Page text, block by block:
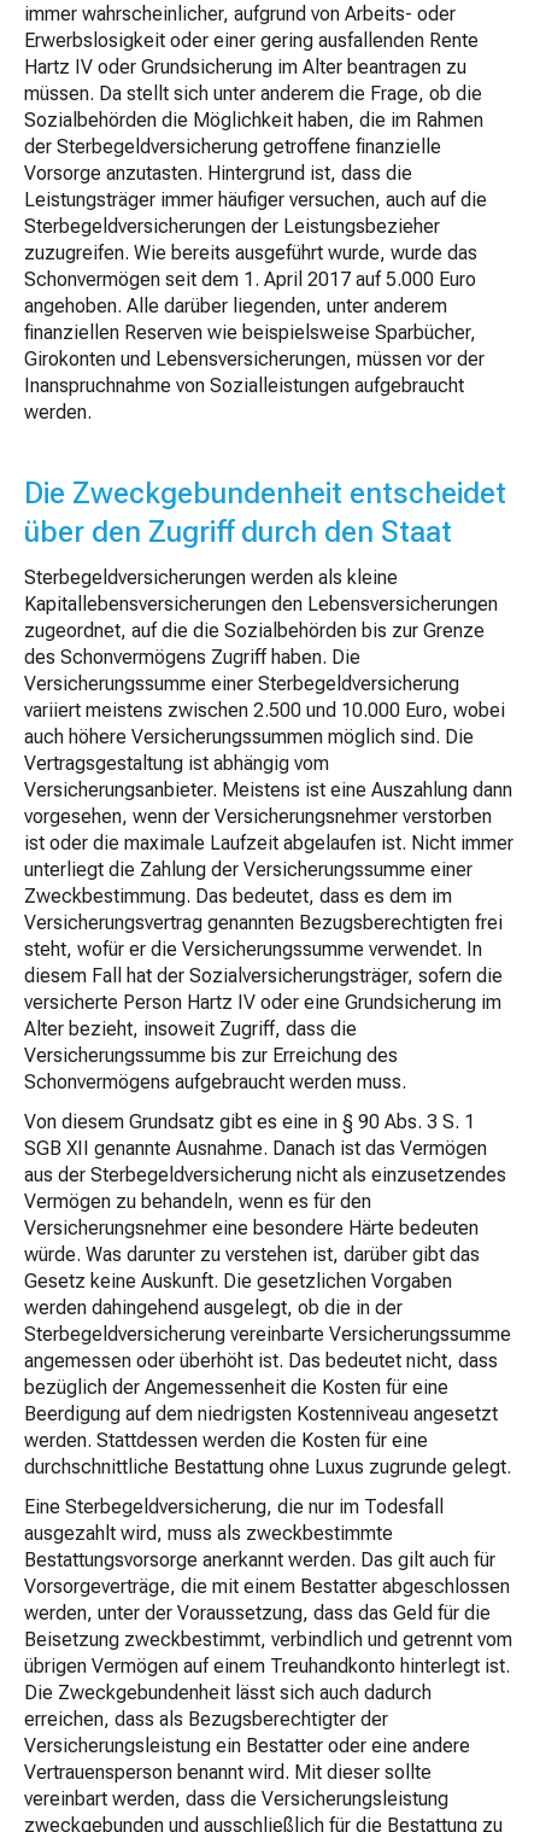
immer wahrscheinlicher, aufgrund von Arbeits- oder
Erwerbslosigkeit oder einer gering ausfallenden Rente
Hartz IV oder Grundsicherung im Alter beantragen zu
müssen. Da stellt sich unter anderem die Frage, ob die
Sozialbehörden die Möglichkeit haben, die im Rahmen
der Sterbegeldversicherung getroffene finanzielle
Vorsorge anzutasten. Hintergrund ist, dass die
Leistungsträger immer häufiger versuchen, auch auf die
Sterbegeldversicherungen der Leistungsbezieher
zuzugreifen. Wie bereits ausgeführt wurde, wurde das
Schonvermögen seit dem 1. April 2017 auf 5.000 Euro
angehoben. Alle darüber liegenden, unter anderem
finanziellen Reserven wie beispielsweise Sparbücher,
Girokonten und Lebensversicherungen, müssen vor der
Inanspruchnahme von Sozialleistungen aufgebraucht
werden.
Die Zweckgebundenheit entscheidet
über den Zugriff durch den Staat
Sterbegeldversicherungen werden als kleine
Kapitallebensversicherungen den Lebensversicherungen
zugeordnet, auf die die Sozialbehörden bis zur Grenze
des Schonvermögens Zugriff haben. Die
Versicherungssumme einer Sterbegeldversicherung
variiert meistens zwischen 2.500 und 10.000 Euro, wobei
auch höhere Versicherungssummen möglich sind. Die
Vertragsgestaltung ist abhängig vom
Versicherungsanbieter. Meistens ist eine Auszahlung dann
vorgesehen, wenn der Versicherungsnehmer verstorben
ist oder die maximale Laufzeit abgelaufen ist. Nicht immer
unterliegt die Zahlung der Versicherungssumme einer
Zweckbestimmung. Das bedeutet, dass es dem im
Versicherungsvertrag genannten Bezugsberechtigten frei
steht, wofür er die Versicherungssumme verwendet. In
diesem Fall hat der Sozialversicherungsträger, sofern die
versicherte Person Hartz IV oder eine Grundsicherung im
Alter bezieht, insoweit Zugriff, dass die
Versicherungssumme bis zur Erreichung des
Schonvermögens aufgebraucht werden muss.
Von diesem Grundsatz gibt es eine in § 90 Abs. 3 S. 1
SGB XII genannte Ausnahme. Danach ist das Vermögen
aus der Sterbegeldversicherung nicht als einzusetzendes
Vermögen zu behandeln, wenn es für den
Versicherungsnehmer eine besondere Härte bedeuten
würde. Was darunter zu verstehen ist, darüber gibt das
Gesetz keine Auskunft. Die gesetzlichen Vorgaben
werden dahingehend ausgelegt, ob die in der
Sterbegeldversicherung vereinbarte Versicherungssumme
angemessen oder überhöht ist. Das bedeutet nicht, dass
bezüglich der Angemessenheit die Kosten für eine
Beerdigung auf dem niedrigsten Kostenniveau angesetzt
werden. Stattdessen werden die Kosten für eine
durchschnittliche Bestattung ohne Luxus zugrunde gelegt.
Eine Sterbegeldversicherung, die nur im Todesfall
ausgezahlt wird, muss als zweckbestimmte
Bestattungsvorsorge anerkannt werden. Das gilt auch für
Vorsorgeverträge, die mit einem Bestatter abgeschlossen
werden, unter der Voraussetzung, dass das Geld für die
Beisetzung zweckbestimmt, verbindlich und getrennt vom
übrigen Vermögen auf einem Treuhandkonto hinterlegt ist.
Die Zweckgebundenheit lässt sich auch dadurch
erreichen, dass als Bezugsberechtigter der
Versicherungsleistung ein Bestatter oder eine andere
Vertrauensperson benannt wird. Mit dieser sollte
vereinbart werden, dass die Versicherungsleistung
zweckgebunden und ausschließlich für die Bestattung zu